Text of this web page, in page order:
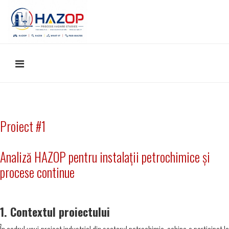
Proiect #1
Analiză HAZOP pentru instalații petrochimice și
procese continue
1. Contextul proiectului